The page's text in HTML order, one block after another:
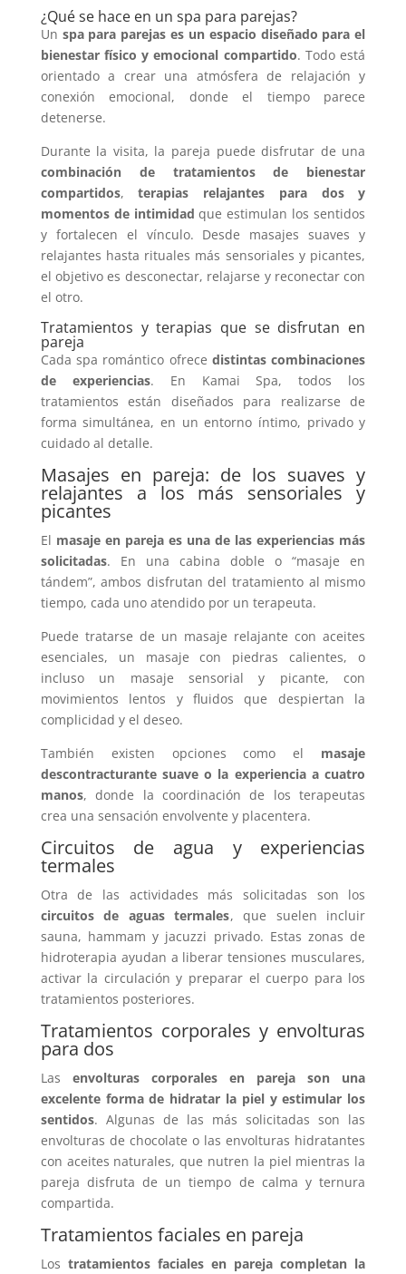
¿Qué se hace en un spa para parejas?
Un spa para parejas es un espacio diseñado para el
bienestar físico y emocional compartido. Todo está
orientado a crear una atmósfera de relajación y
conexión emocional, donde el tiempo parece
detenerse.
Durante la visita, la pareja puede disfrutar de una
combinación de
tratamientos de bienestar
compartidos,terapias relajantes para dos
y
momentos de intimidad que estimulan los sentidos
y fortalecen el vínculo. Desde masajes suaves y
relajantes hasta rituales más sensoriales y picantes,
el objetivo es desconectar, relajarse y reconectar con
el otro.
Tratamientos y terapias que se disfrutan en
pareja
Cada spa romántico ofrece distintas combinaciones
de experiencias. En Kamai Spa, todos los
tratamientos están diseñados para realizarse de
forma simultánea, en un entorno íntimo, privado y
cuidado al detalle.
Masajes en pareja: de los suaves y
relajantes a los más sensoriales y
picantes
El masaje en pareja es una de las experiencias más
solicitadas. En una cabina doble o “masaje en
tándem”, ambos disfrutan del tratamiento al mismo
tiempo, cada uno atendido por un terapeuta.
Puede tratarse de un masaje relajante con aceites
esenciales, un masaje con piedras calientes, o
incluso un masaje sensorial y picante, con
movimientos lentos y fluidos que despiertan la
complicidad y el deseo.
También existen opciones como el masaje
descontracturante suave o la experiencia a cuatro
manos, donde la coordinación de los terapeutas
crea una sensación envolvente y placentera.
Circuitos de agua y experiencias
termales
Otra de las actividades más solicitadas son los
circuitos de aguas termales, que suelen incluir
sauna, hammam y jacuzzi privado. Estas zonas de
hidroterapia ayudan a liberar tensiones musculares,
activar la circulación y preparar el cuerpo para los
tratamientos posteriores.
Tratamientos corporales y envolturas
para dos
Las envolturas corporales en pareja
son una
excelente forma de hidratar la piel y estimular los
sentidos. Algunas de las más solicitadas son las
envolturas de chocolate o las envolturas hidratantes
con aceites naturales, que nutren la piel mientras la
pareja disfruta de un tiempo de calma y ternura
compartida.
Tratamientos faciales en pareja
Los tratamientos faciales en pareja completan la